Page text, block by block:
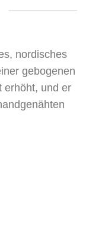
nordisches
gebogenen
erhöht, und er